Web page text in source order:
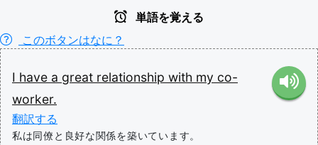
単語を覚える
このボタンはなに？
I have a great relationship with my co-
worker.
翻訳する
私は同僚と良好な関係を築いています。